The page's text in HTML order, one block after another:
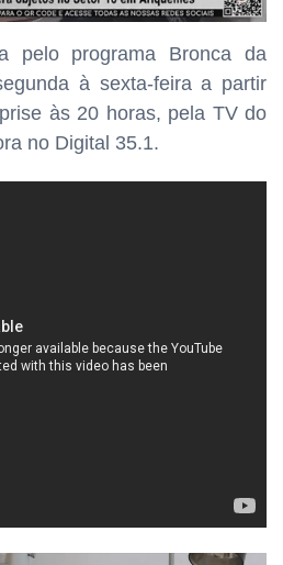
pelo programa Bronca da
à sexta-feira a partir
às 20 horas, pela TV do
no Digital 35.1.